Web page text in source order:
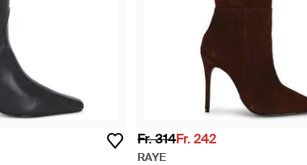
Fr. 314Fr. 242
RAYE